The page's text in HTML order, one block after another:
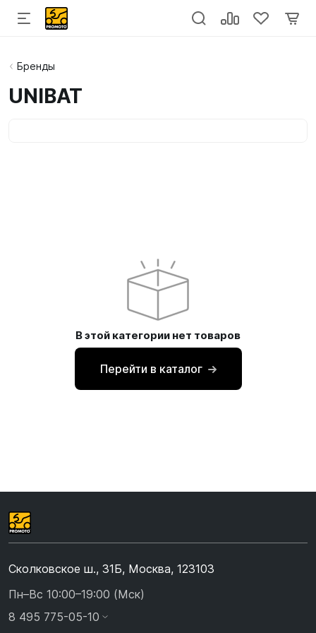
Бренды
UNIBAT
В этой категории нет товаров
Перейти в каталог
Сколковское ш., 31Б, Москва, 123103
Пн–Вс 10:00–19:00 (Мск)
8 495 775-05-10